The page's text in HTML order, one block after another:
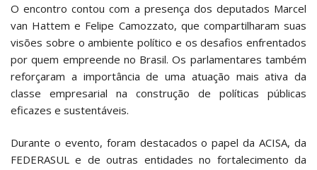
O encontro contou com a presença dos deputados Marcel
van Hattem e Felipe Camozzato, que compartilharam suas
visões sobre o ambiente político e os desafios enfrentados
por quem empreende no Brasil. Os parlamentares também
reforçaram a importância de uma atuação mais ativa da
classe empresarial na construção de políticas públicas
eficazes e sustentáveis.
Durante o evento, foram destacados o papel da ACISA, da
FEDERASUL e de outras entidades no fortalecimento da